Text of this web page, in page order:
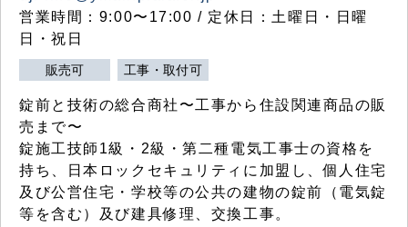
営業時間：9:00〜17:00 / 定休日：土曜日・日曜
日・祝日
販売可 工事・取付可
錠前と技術の総合商社〜工事から住設関連商品の販
売まで〜
錠施工技師1級・2級・第二種電気工事士の資格を
持ち、日本ロックセキュリティに加盟し、個人住宅
及び公営住宅・学校等の公共の建物の錠前（電気錠
等を含む）及び建具修理、交換工事。